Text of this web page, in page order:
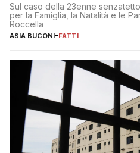
Sul caso della 23enne
per la Famiglia, la Natalità e le
Roccella
ASIA BUCONI-FATTI